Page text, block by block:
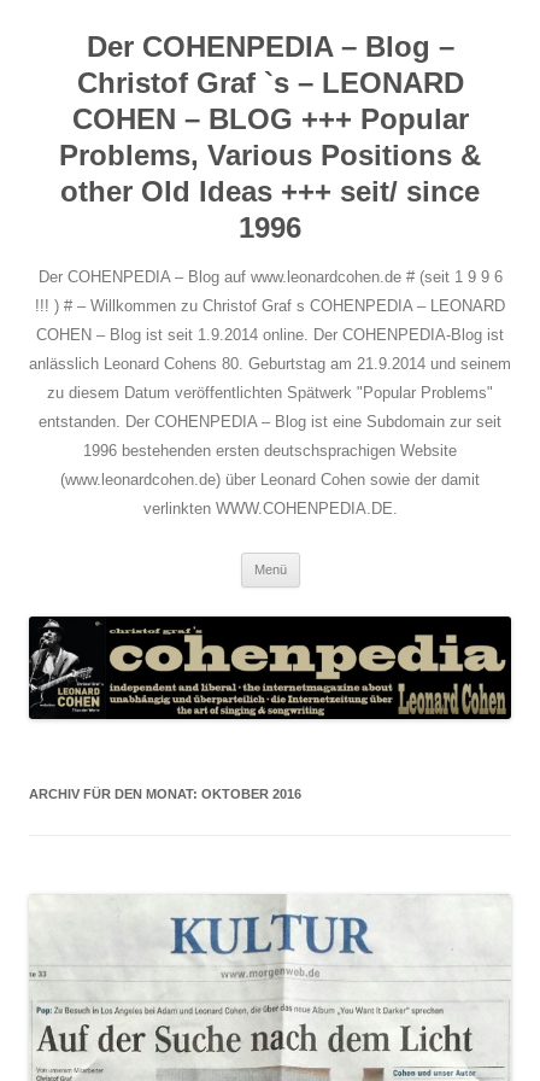
Der COHENPEDIA – Blog –
Christof Graf `s – LEONARD
COHEN – BLOG +++ Popular
Problems, Various Positions &
other Old Ideas +++ seit/ since
1996
Der COHENPEDIA – Blog auf www.leonardcohen.de # (seit 1 9 9 6
!!! ) # – Willkommen zu Christof Graf s COHENPEDIA – LEONARD
COHEN – Blog ist seit 1.9.2014 online. Der COHENPEDIA-Blog ist
anlässlich Leonard Cohens 80. Geburtstag am 21.9.2014 und seinem
zu diesem Datum veröffentlichten Spätwerk "Popular Problems"
entstanden. Der COHENPEDIA – Blog ist eine Subdomain zur seit
1996 bestehenden ersten deutschsprachigen Website
(www.leonardcohen.de) über Leonard Cohen sowie der damit
verlinkten WWW.COHENPEDIA.DE.
Menü
ARCHIV FÜR DEN MONAT: OKTOBER 2016